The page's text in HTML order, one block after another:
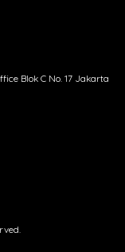
Blok C No. 17 Jakarta